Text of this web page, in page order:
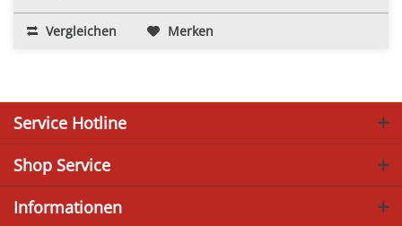
Vergleichen Merken
Service Hotline
Shop Service
Informationen